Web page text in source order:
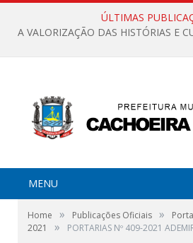
ÚLTIMAS
MENU
Home » Publicações Oficiais »
2021
» PORTARIAS Nº 409-2021